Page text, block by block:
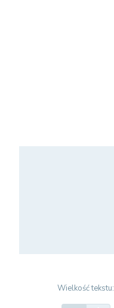
Wielkość tekstu: